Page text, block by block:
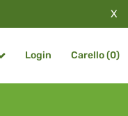
X
Login Carello (0)